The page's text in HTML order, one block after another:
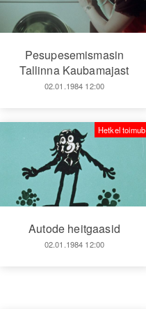
Pesupesemismasin
Tallinna Kaubamajast
02.01.1984 12:00
Autode heitgaasid
02.01.1984 12:00
Hetkel toimub